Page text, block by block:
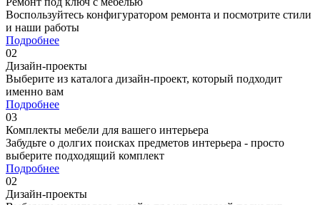
Воспользуйтесь конфигуратором ремонта и посмотрите стили
и наши работы
Подробнее
02
Дизайн-проекты
Выберите из каталога дизайн-проект, который подходит
именно вам
Подробнее
03
Комплекты мебели для вашего интерьера
Забудьте о долгих поисках предметов интерьера - просто
выберите подходящий комплект
Подробнее
02
Дизайн-проекты